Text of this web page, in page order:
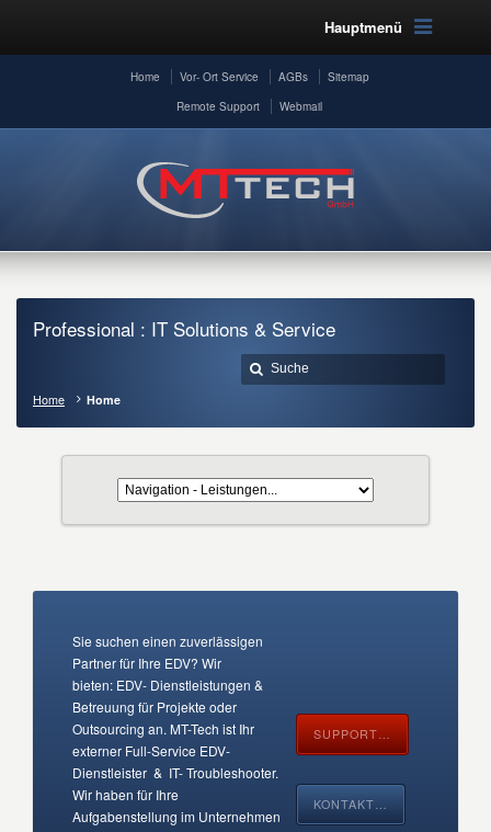
Hauptmenü
Home Vor- Ort Service AGBs
Sitemap
Remote Support
Webmail
Professional : IT Solutions & Service
Home Home
Sie suchen einen zuverlässigen
Partner für Ihre EDV? Wir
bieten: EDV- Dienstleistungen &
Betreuung für Projekte oder
Outsourcing an. MT-Tech ist Ihr
externer Full-Service EDV-
Dienstleister & IT- Troubleshooter.
Wir haben für Ihre
Aufgabenstellung im Unternehmen
SUPPORT…
KONTAKT…